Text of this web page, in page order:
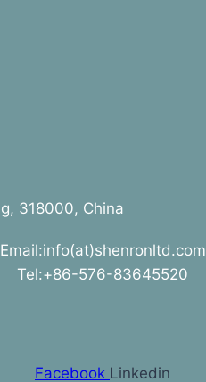
318000, China
Email:info(at)shenronltd.com
Tel:+86-576-83645520
Facebook Linkedin